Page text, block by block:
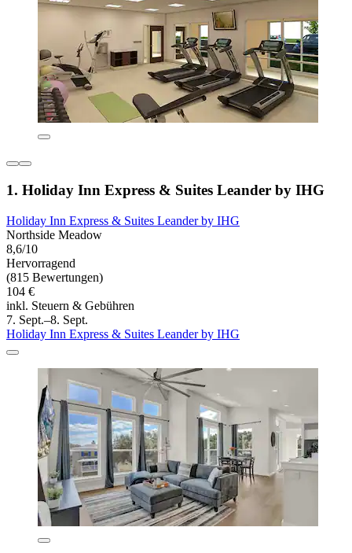
1. Holiday Inn Express & Suites Leander by IHG
Holiday Inn Express & Suites Leander by IHG
Northside Meadow
8,6/10
Hervorragend
(815 Bewertungen)
104 €
inkl. Steuern & Gebühren
7. Sept.–8. Sept.
Holiday Inn Express & Suites Leander by IHG